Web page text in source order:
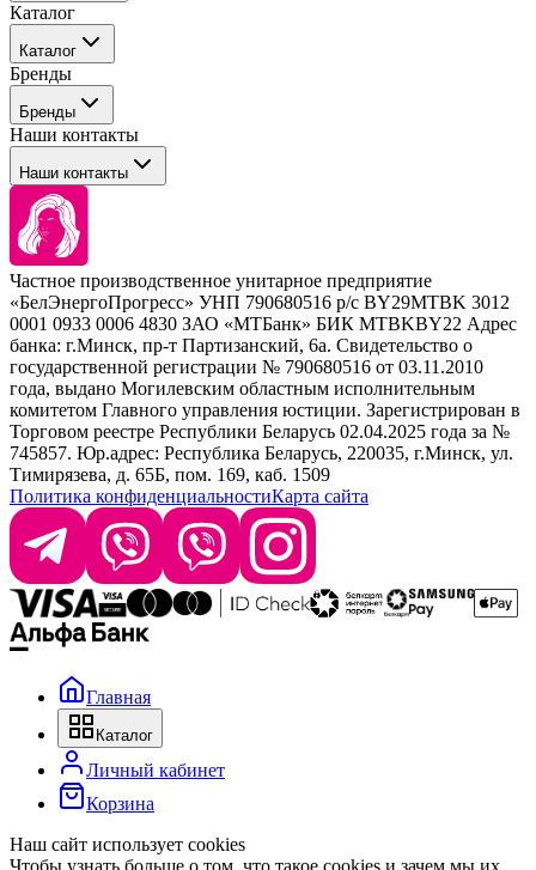
События
Покупателю
Каталог
Каталог
Профессиональные средства для окрашивания волос
Сервисные средства
Уход
Стайлинг
Брови и ресницы
Барберинг
Наборы
Расходные материалы
Бренды
Бренды
Tefia
Concept
Kezy
Barex
Sim Sensitive
Kebren
Selective Professional
White Line
Наши контакты
Наши контакты
+ 375 44 7233514
+ 375 29 1649505
info@krasabel.by
Офис: г. Минск, ул. Тимирязева 65Б, офис 1509
Склад: г. Минск, ул. Домбровская, 15
Время работы: пн–чт 9:00–17:30, пт 9:00–17:00
Частное производственное унитарное предприятие
«БелЭнергоПрогресс» УНП 790680516 р/с BY29MTBK 3012
0001 0933 0006 4830 ЗАО «МТБанк» БИК MTBKBY22 Адрес
банка: г.Минск, пр-т Партизанский, 6а. Свидетельство о
государственной регистрации № 790680516 от 03.11.2010
года, выдано Могилевским областным исполнительным
комитетом Главного управления юстиции. Зарегистрирован в
Торговом реестре Республики Беларусь 02.04.2025 года за №
745857. Юр.адрес: Республика Беларусь, 220035, г.Минск, ул.
Тимирязева, д. 65Б, пом. 169, каб. 1509
Политика конфиденциальностиКарта сайта
Главная
Каталог
Личный кабинет
Корзина
Наш сайт использует cookies
Чтобы узнать больше о том, что такое cookies и зачем мы их